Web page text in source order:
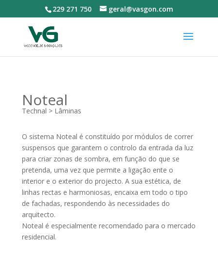
229 271 750 geral@vasgon.com
Noteal
Technal > Lâminas
O sistema Noteal é constituído por módulos de correr
suspensos que garantem o controlo da entrada da luz
para criar zonas de sombra, em função do que se
pretenda, uma vez que permite a ligação ente o
interior e o exterior do projecto. A sua estética, de
linhas rectas e harmoniosas, encaixa em todo o tipo
de fachadas, respondendo às necessidades do
arquitecto.
Noteal é especialmente recomendado para o mercado
residencial.